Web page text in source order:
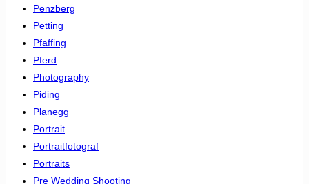
Penzberg
Petting
Pfaffing
Pferd
Photography
Piding
Planegg
Portrait
Portraitfotograf
Portraits
Pre Wedding Shooting